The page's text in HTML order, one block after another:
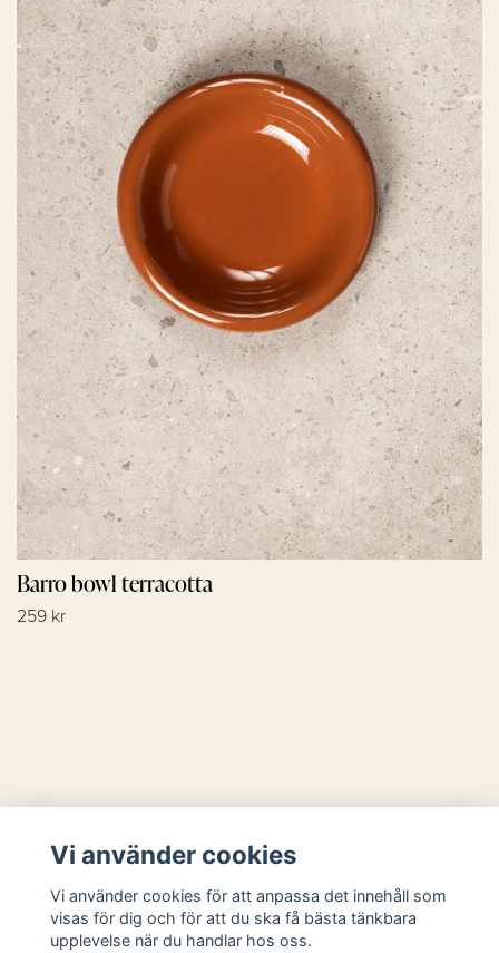
Barro bowl terracotta
259 kr
Sociala medier
Vi använder cookies
Vi använder cookies för att anpassa det innehåll som
visas för dig och för att du ska få bästa tänkbara
upplevelse när du handlar hos oss.